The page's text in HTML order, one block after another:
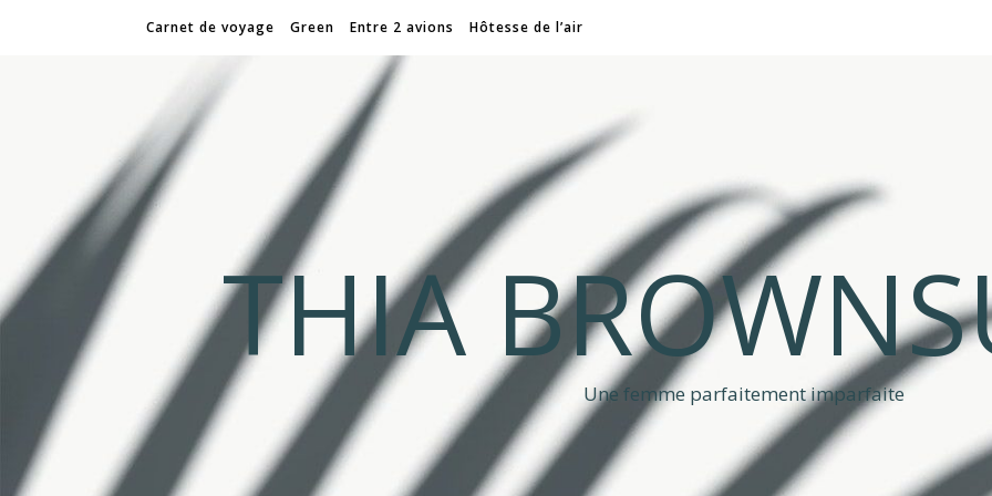
Carnet de voyage Green Entre 2 avions Hôtesse de l’air
THIA
Une femme parfaitement imparfaite